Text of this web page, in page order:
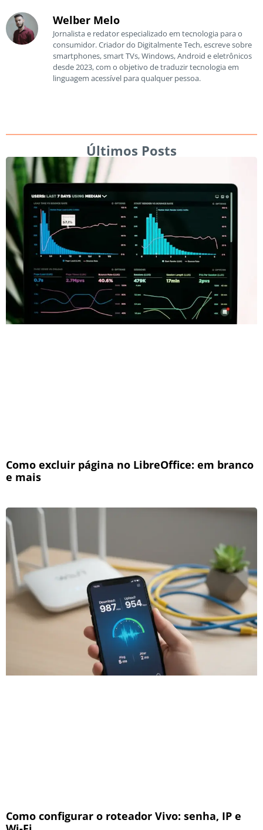
Welber Melo
Jornalista e redator especializado em tecnologia para o
consumidor. Criador do Digitalmente Tech, escreve sobre
smartphones, smart TVs, Windows, Android e eletrônicos
desde 2023, com o objetivo de traduzir tecnologia em
linguagem acessível para qualquer pessoa.
Últimos Posts
Como excluir página no LibreOffice: em branco
e mais
Como configurar o roteador Vivo: senha, IP e